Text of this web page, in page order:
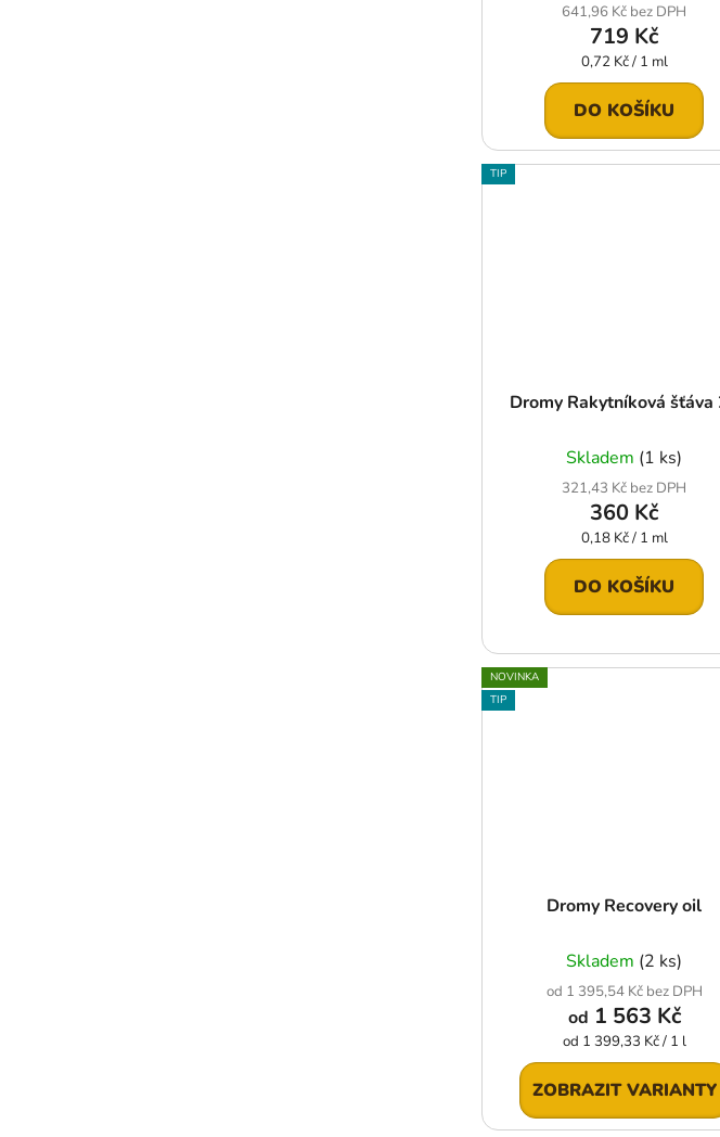
641,96 Kč bez DPH
719 Kč
Měrná
cena:
0,72 Kč / 1 ml
DO KOŠÍKU
TIP
Dromy Rakytníková šťáva
Skladem (1 ks)
321,43 Kč bez DPH
360 Kč
Měrná
cena:
0,18 Kč / 1 ml
DO KOŠÍKU
NOVINKA
TIP
Dromy Recovery oil
Skladem (2 ks)
od 1 395,54 Kč bez DPH
od 1 563 Kč
Měrná
cena:
od 1 399,33 Kč / 1 l
ZOBRAZIT VARIANTY